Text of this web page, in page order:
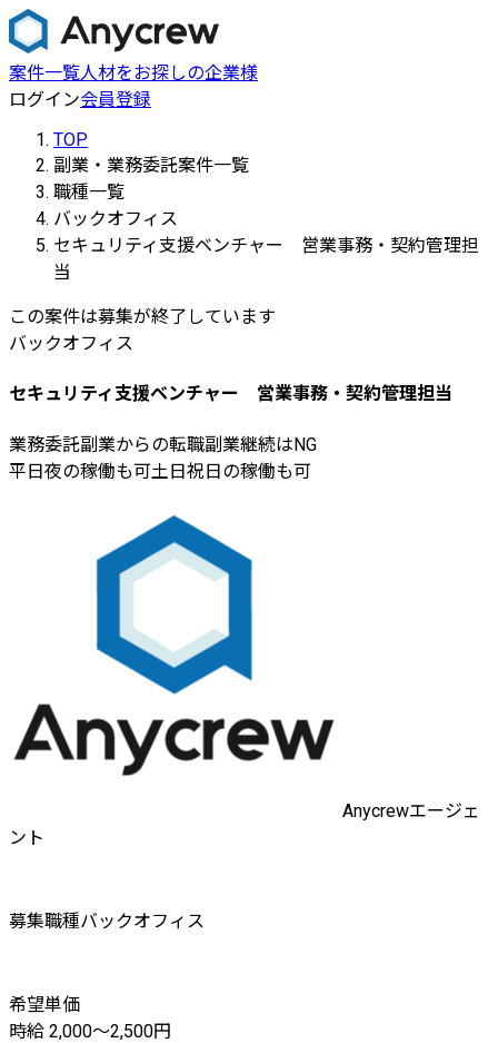
案件一覧人材をお探しの企業様
ログイン会員登録
TOP
副業・業務委託案件一覧
職種一覧
バックオフィス
セキュリティ支援ベンチャー 営業事務・契約管理担
当
この案件は募集が終了しています
バックオフィス
セキュリティ支援ベンチャー 営業事務・契約管理担当
業務委託副業からの転職副業継続はNG
平日夜の稼働も可土日祝日の稼働も可
Anycrewエージェ
ント
募集職種バックオフィス
希望単価
時給 2,000〜2,500円